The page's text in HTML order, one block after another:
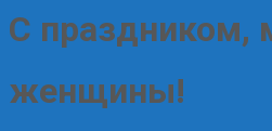
С праздником,
женщины!